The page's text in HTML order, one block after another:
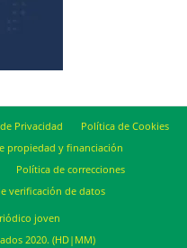
Privacidad
Política de Cookies
propiedad y financiación
Política de correcciones
verificación de datos
joven
2020. (HD|MM)